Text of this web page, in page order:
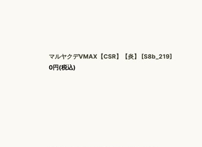
マルヤクデVMAX【CSR】【炎】 [S8b_219]
0円(税込)